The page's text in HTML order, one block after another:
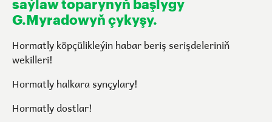
saýlaw toparynyň başlygy
G.Myradowyň çykyşy.
Hormatly köpçülikleýin habar beriş serişdeleriniň
wekilleri!
Hormatly halkara synçylary!
Hormatly dostlar!